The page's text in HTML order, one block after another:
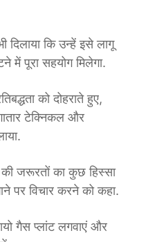
दिलाया कि उन्हें इसे लागू
में पूरा सहयोग मिलेगा.
को दोहराते हुए,
टेक्निकल और
की जरूरतों का कुछ हिस्सा
पर विचार करने को कहा.
गैस प्लांट लगवाएं और